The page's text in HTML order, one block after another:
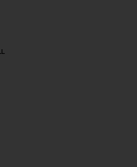
С КВАДРАТНОЙ ГОРЛОВИНОЙ